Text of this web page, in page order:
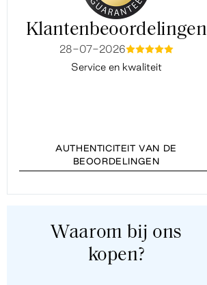
Klantenbeoordelingen
28-07-2026mmmmm
Service en kwaliteit
AUTHENTICITEIT VAN DE
BEOORDELINGEN
Waarom bij ons
kopen?